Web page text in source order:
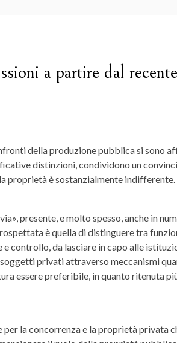
a partire dal
della produzione pubblica si sono
distinzioni, condividono un
proprietà è sostanzialmente indifferente.
presente, e molto spesso, anche in
è quella di distinguere tra
controllo, da lasciare in capo alle
privati attraverso meccanismi
essere preferibile, in quanto ritenuta
la concorrenza e la proprietà privata